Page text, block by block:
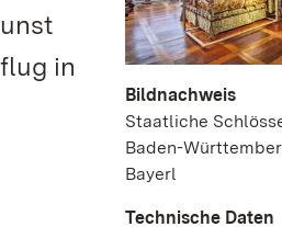
in
Bildnachweis
Staatliche
Baden-
Bayerl
Technische Daten